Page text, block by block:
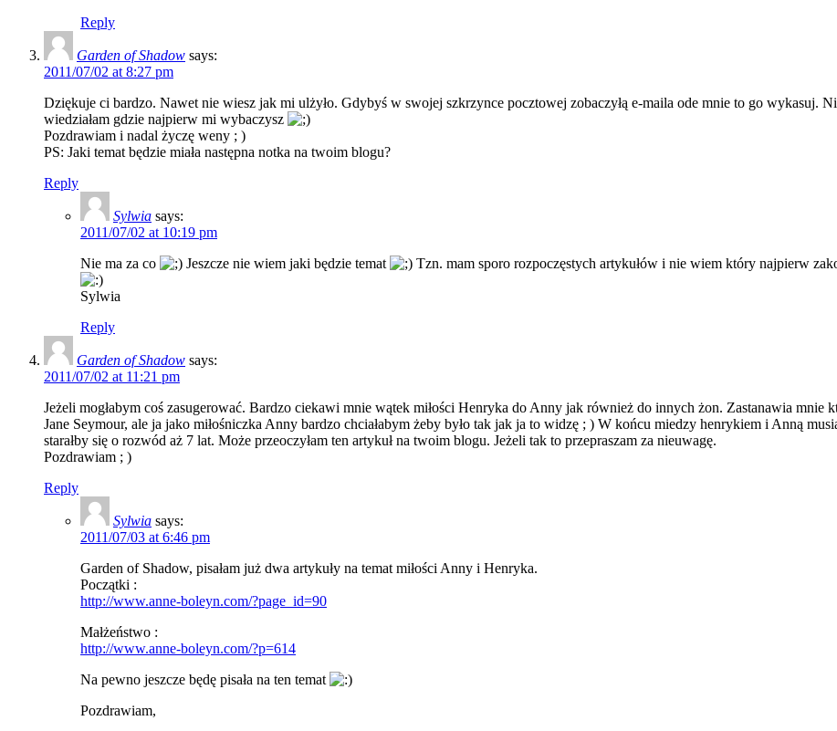
Reply
Garden of Shadow says:
2011/07/02 at 8:27 pm
Dziękuje ci bardzo. Nawet nie wiesz jak mi ulżyło. Gdybyś w swojej szkrzynce pocztowej zobaczyłą e-maila ode mnie to go wykasuj.
wiedziałam gdzie najpierw mi wybaczysz
Pozdrawiam i nadal życzę weny ; )
PS: Jaki temat będzie miała następna notka na twoim blogu?
Reply
Sylwia says:
2011/07/02 at 10:19 pm
Nie ma za co
Jeszcze nie wiem jaki będzie temat Tzn. mam sporo rozpoczęstych artykułów i nie wiem który najpierw
Sylwia
Reply
Garden of Shadow says:
2011/07/02 at 11:21 pm
Jeżeli mogłabym coś zasugerować. Bardzo ciekawi mnie wątek miłości Henryka do Anny jak również do innych żon. Zastanawia mnie
Jane Seymour, ale ja jako miłośniczka Anny bardzo chciałabym żeby było tak jak ja to widzę ; ) W końcu miedzy henrykiem i Anną
starałby się o rozwód aż 7 lat. Może przeoczyłam ten artykuł na twoim blogu. Jeżeli tak to przepraszam za nieuwagę.
Pozdrawiam ; )
Reply
Sylwia says:
2011/07/03 at 6:46 pm
Garden of Shadow, pisałam już dwa artykuły na temat miłości Anny i Henryka.
Początki :
http://www.anne-boleyn.com/?page_id=90
Małżeństwo :
http://www.anne-boleyn.com/?p=614
Na pewno jeszcze będę pisała na ten temat
Pozdrawiam,